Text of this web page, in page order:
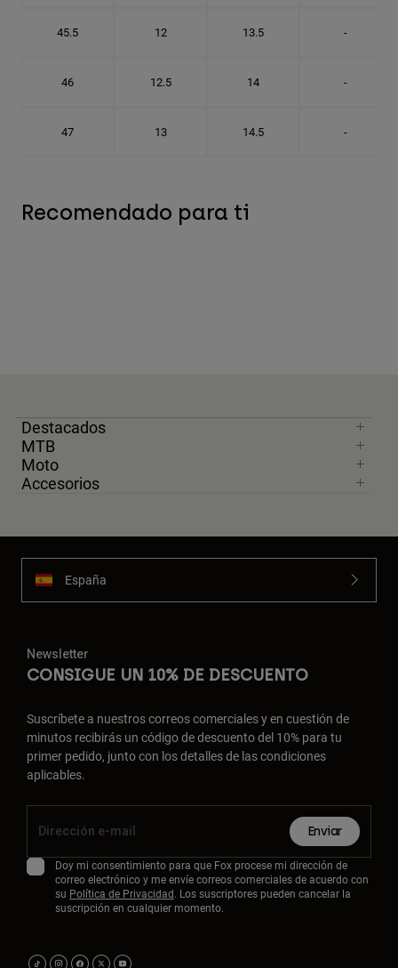
45.5 12 13.5 -
46 12.5 14 -
47 13 14.5 -
Recomendado para ti
Destacados
MTB
Moto
Accesorios
España
Newsletter
CONSIGUE UN 10% DE DESCUENTO
Suscríbete a nuestros correos comerciales y en cuestión de
minutos recibirás un código de descuento del 10% para tu
primer pedido, junto con los detalles de las condiciones
aplicables.
Enviar
Doy mi consentimiento para que Fox procese mi dirección de
correo electrónico y me envíe correos comerciales de acuerdo con
su Política de Privacidad. Los suscriptores pueden cancelar la
suscripción en cualquier momento.